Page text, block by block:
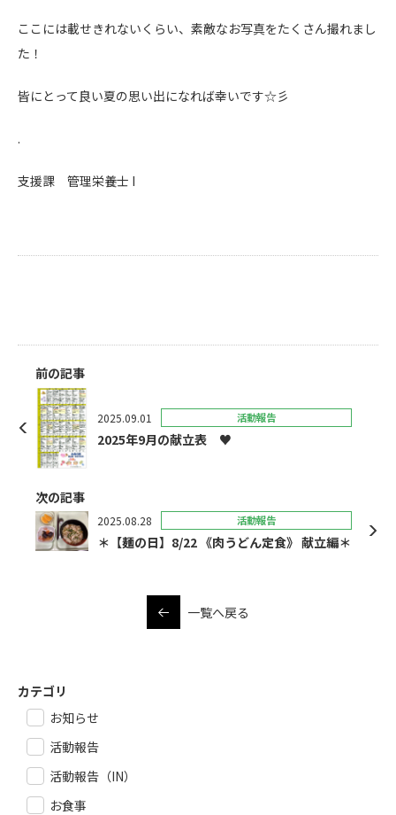
ここには載せきれないくらい、素敵なお写真をたくさん撮れまし
た！
皆にとって良い夏の思い出になれば幸いです☆彡
.
支援課 管理栄養士 I
前の記事
2025.09.01 活動報告
2025年9月の献立表 ♥
次の記事
2025.08.28 活動報告
＊【麺の日】8/22 《肉うどん定食》 献立編＊
一覧へ戻る
カテゴリ
お知らせ
活動報告
活動報告（IN）
お食事